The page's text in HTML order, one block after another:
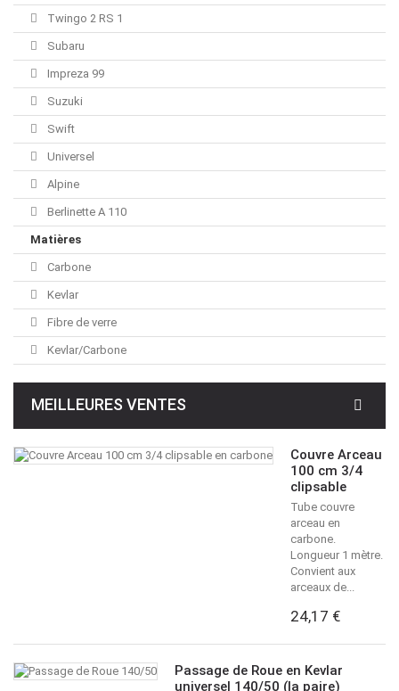
Twingo 2 RS 1
Subaru
Impreza 99
Suzuki
Swift
Universel
Alpine
Berlinette A 110
Matières
Carbone
Kevlar
Fibre de verre
Kevlar/Carbone
MEILLEURES VENTES
Couvre Arceau
100 cm 3/4
clipsable
Tube couvre
arceau en
carbone.
Longueur 1 mètre.
Convient aux
arceaux de...
24,17 €
Passage de Roue en Kevlar
universel 140/50 (la paire)